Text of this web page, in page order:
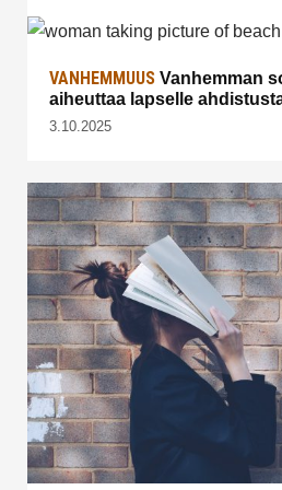
VANHEMMUUS Vanhemman
aiheuttaa lapselle
3.10.2025